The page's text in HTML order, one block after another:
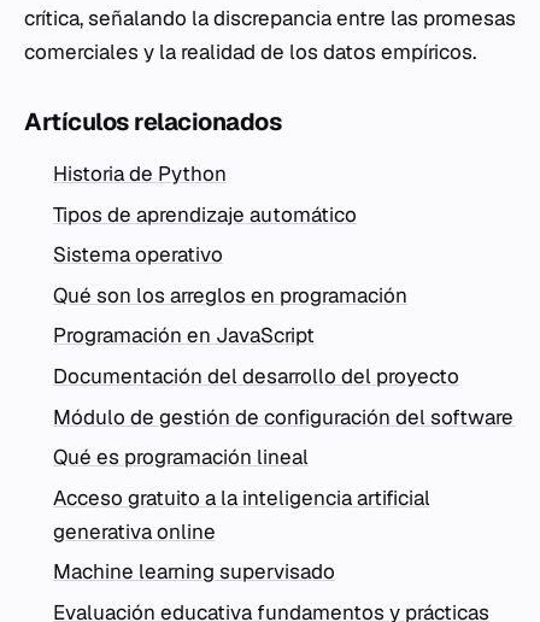
crítica, señalando la discrepancia entre las promesas
comerciales y la realidad de los datos empíricos.
Artículos relacionados
Historia de Python
Tipos de aprendizaje automático
Sistema operativo
Qué son los arreglos en programación
Programación en JavaScript
Documentación del desarrollo del proyecto
Módulo de gestión de configuración del software
Qué es programación lineal
Acceso gratuito a la inteligencia artificial
generativa online
Machine learning supervisado
Evaluación educativa fundamentos y prácticas